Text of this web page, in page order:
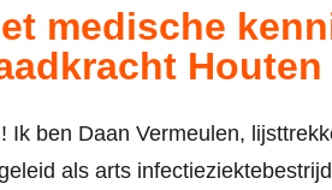
medische
Ik ben Daan Vermeulen,
als arts